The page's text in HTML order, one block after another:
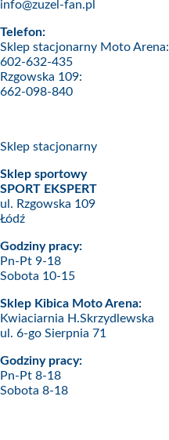
info@zuzel-fan.pl
Telefon:
Sklep stacjonarny Moto Arena:
602-632-435
Rzgowska 109:
662-098-840
Sklep stacjonarny
Sklep sportowy
SPORT EKSPERT
ul. Rzgowska 109
Łódź
Godziny pracy:
Pn-Pt 9-18
Sobota 10-15
Sklep Kibica Moto Arena:
Kwiaciarnia H.Skrzydlewska
ul. 6-go Sierpnia 71
Godziny pracy:
Pn-Pt 8-18
Sobota 8-18